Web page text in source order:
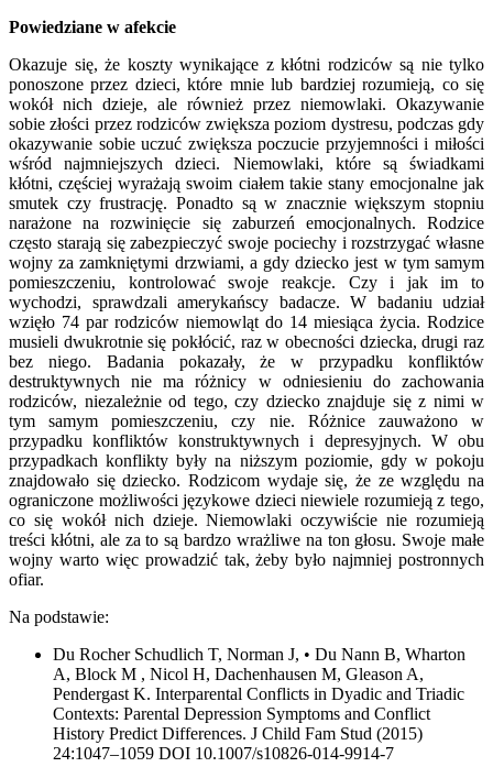
Powiedziane w afekcie
Okazuje się, że koszty wynikające z kłótni rodziców są nie tylko
ponoszone przez dzieci, które mnie lub bardziej rozumieją, co się
wokół nich dzieje, ale również przez niemowlaki. Okazywanie
sobie złości przez rodziców zwiększa poziom dystresu, podczas gdy
okazywanie sobie uczuć zwiększa poczucie przyjemności i miłości
wśród najmniejszych dzieci. Niemowlaki, które są świadkami
kłótni, częściej wyrażają swoim ciałem takie stany emocjonalne jak
smutek czy frustrację. Ponadto są w znacznie większym stopniu
narażone na rozwinięcie się zaburzeń emocjonalnych. Rodzice
często starają się zabezpieczyć swoje pociechy i rozstrzygać własne
wojny za zamkniętymi drzwiami, a gdy dziecko jest w tym samym
pomieszczeniu, kontrolować swoje reakcje. Czy i jak im to
wychodzi, sprawdzali amerykańscy badacze. W badaniu udział
wzięło 74 par rodziców niemowląt do 14 miesiąca życia. Rodzice
musieli dwukrotnie się pokłócić, raz w obecności dziecka, drugi raz
bez niego. Badania pokazały, że w przypadku konfliktów
destruktywnych nie ma różnicy w odniesieniu do zachowania
rodziców, niezależnie od tego, czy dziecko znajduje się z nimi w
tym samym pomieszczeniu, czy nie. Różnice zauważono w
przypadku konfliktów konstruktywnych i depresyjnych. W obu
przypadkach konflikty były na niższym poziomie, gdy w pokoju
znajdowało się dziecko. Rodzicom wydaje się, że ze względu na
ograniczone możliwości językowe dzieci niewiele rozumieją z tego,
co się wokół nich dzieje. Niemowlaki oczywiście nie rozumieją
treści kłótni, ale za to są bardzo wrażliwe na ton głosu. Swoje małe
wojny warto więc prowadzić tak, żeby było najmniej postronnych
ofiar.
Na podstawie:
Du Rocher Schudlich T, Norman J, • Du Nann B, Wharton
A, Block M , Nicol H, Dachenhausen M, Gleason A,
Pendergast K. Interparental Conflicts in Dyadic and Triadic
Contexts: Parental Depression Symptoms and Conflict
History Predict Differences. J Child Fam Stud (2015)
24:1047–1059 DOI 10.1007/s10826-014-9914-7